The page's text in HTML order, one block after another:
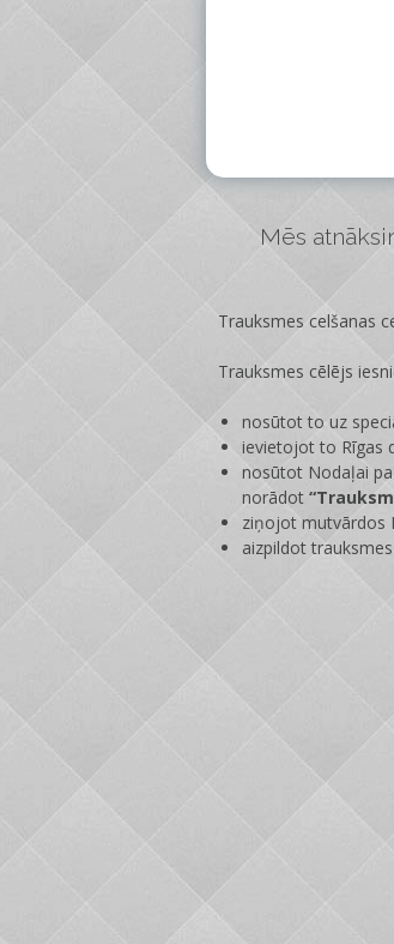
Mēs
Trauksmes celšanas
Trauksmes cēlējs
nosūtot to uz
ievietojot to Rīgas
nosūtot Nodaļai pa
norādot
ziņojot mutvārdos
aizpildot